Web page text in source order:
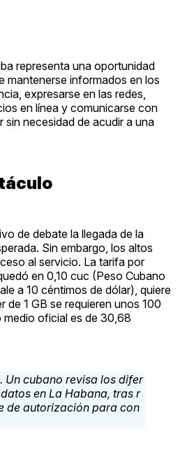
representa una oportunidad
mantenerse informados en los
expresarse en las redes,
en línea y comunicarse con
sin necesidad de acudir a una
de debate la llegada de la
Sin embargo, los altos
al servicio. La tarifa por
en 0,10 cuc (Peso Cubano
a 10 céntimos de dólar), quiere
de 1 GB se requieren unos 100
medio oficial es de 30,68